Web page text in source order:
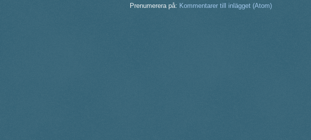
Prenumerera på: Kommentarer till inlägget (Atom)